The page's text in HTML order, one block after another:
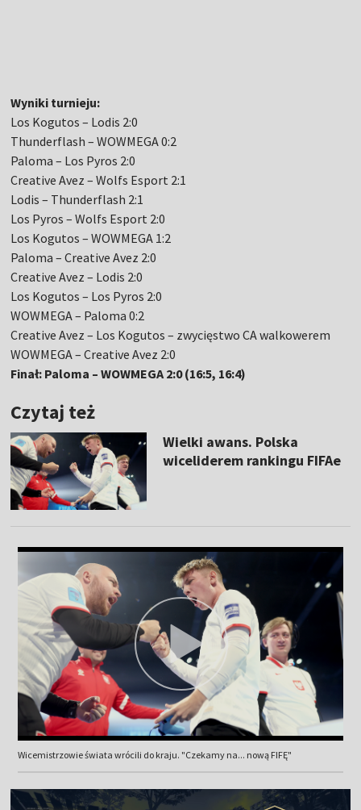
Wyniki turnieju:
Los Kogutos – Lodis 2:0
Thunderflash – WOWMEGA 0:2
Paloma – Los Pyros 2:0
Creative Avez – Wolfs Esport 2:1
Lodis – Thunderflash 2:1
Los Pyros – Wolfs Esport 2:0
Los Kogutos – WOWMEGA 1:2
Paloma – Creative Avez 2:0
Creative Avez – Lodis 2:0
Los Kogutos – Los Pyros 2:0
WOWMEGA – Paloma 0:2
Creative Avez – Los Kogutos – zwycięstwo CA walkowerem
WOWMEGA – Creative Avez 2:0
Finał: Paloma – WOWMEGA 2:0 (16:5, 16:4)
Czytaj też
Wielki awans. Polska
wiceliderem rankingu FIFAe
Wicemistrzowie świata wrócili do kraju. "Czekamy na... nową FIFĘ"